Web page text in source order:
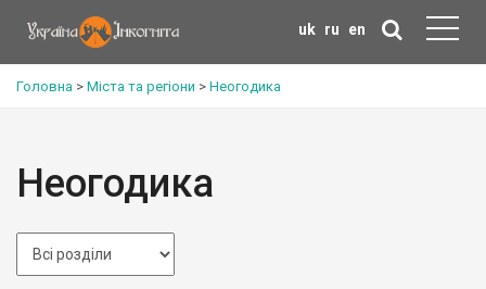
uk ru en
Головна > Міста та регіони > Неогодика
Неогодика